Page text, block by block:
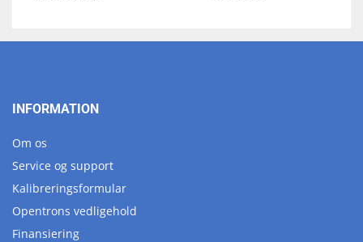
INFORMATION
Om os
Service og support
Kalibreringsformular
Opentrons vedligehold
Finansiering